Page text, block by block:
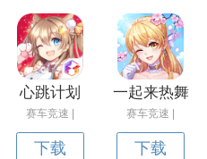
心跳计划
赛车竞速 |
下载
一起来热舞
赛车竞速 |
下载